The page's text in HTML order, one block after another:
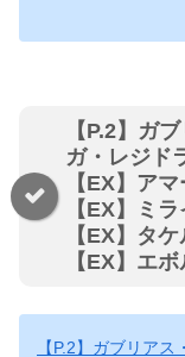
【P.2】ガ
ガ・レジド
【EX】ア
【EX】ミ
【EX】タ
【EX】エ
【P.2】ガブリア